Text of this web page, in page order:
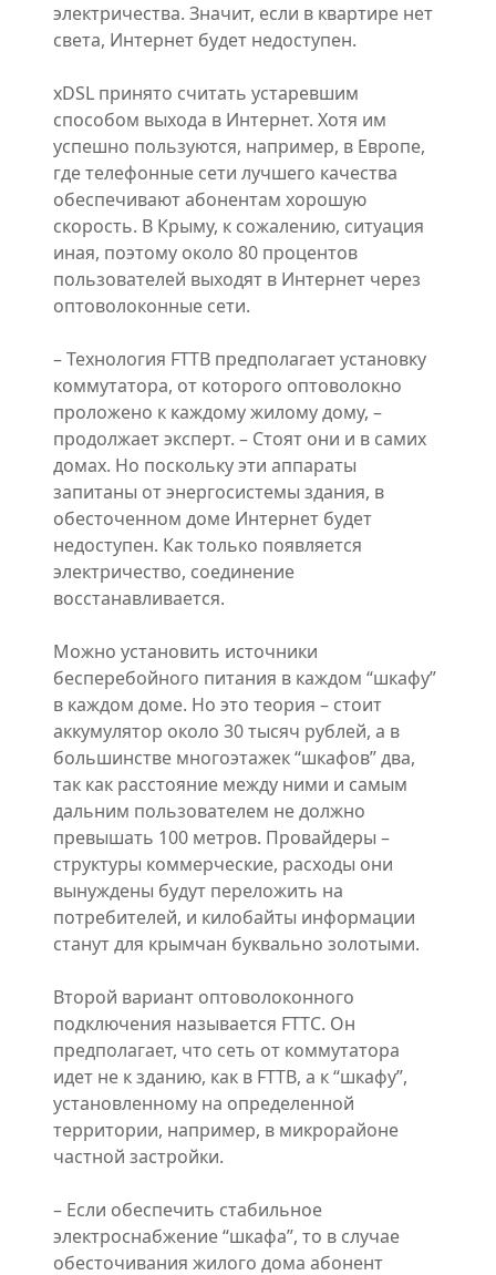
электричества. Значит, если в квартире нет
света, Интернет будет недоступен.
xDSL принято считать устаревшим
способом выхода в Интернет. Хотя им
успешно пользуются, например, в Европе,
где телефонные сети лучшего качества
обеспечивают абонентам хорошую
скорость. В Крыму, к сожалению, ситуация
иная, поэтому около 80 процентов
пользователей выходят в Интернет через
оптоволоконные сети.
– Технология FTTB предполагает установку
коммутатора, от которого оптоволокно
проложено к каждому жилому дому, –
продолжает эксперт. – Стоят они и в самих
домах. Но поскольку эти аппараты
запитаны от энергосистемы здания, в
обесточенном доме Интернет будет
недоступен. Как только появляется
электричество, соединение
восстанавливается.
Можно установить источники
бесперебойного питания в каждом “шкафу”
в каждом доме. Но это теория – стоит
аккумулятор около 30 тысяч рублей, а в
большинстве многоэтажек “шкафов” два,
так как расстояние между ними и самым
дальним пользователем не должно
превышать 100 метров. Провайдеры –
структуры коммерческие, расходы они
вынуждены будут переложить на
потребителей, и килобайты информации
станут для крымчан буквально золотыми.
Второй вариант оптоволоконного
подключения называется FTTC. Он
предполагает, что сеть от коммутатора
идет не к зданию, как в FTTB, а к “шкафу”,
установленному на определенной
территории, например, в микрорайоне
частной застройки.
– Если обеспечить стабильное
электроснабжение “шкафа”, то в случае
обесточивания жилого дома абонент